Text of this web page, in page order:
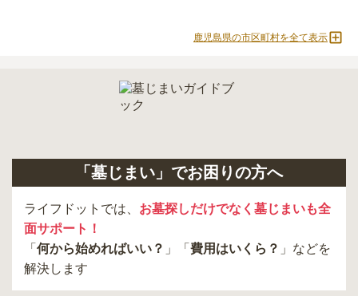
鹿児島県の市区町村を全て表示
「墓じまい」でお困りの方へ
ライフドットでは、 お墓探しだけでなく墓じまいも全
面サポート！
「 何から始めればいい？ 」「 費用はいくら？ 」などを
解決します